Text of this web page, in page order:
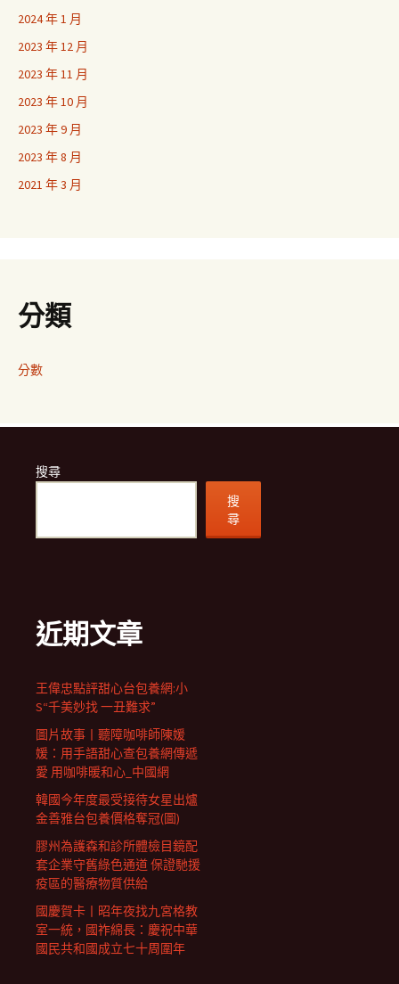
2024 年 1 月
2023 年 12 月
2023 年 11 月
2023 年 10 月
2023 年 9 月
2023 年 8 月
2021 年 3 月
分類
分數
搜尋
搜
尋
近期文章
王偉忠點評甜心台包養網:小
S“千美妙找 一丑難求”
圖片故事丨聽障咖啡師陳媛
媛：用手語甜心查包養網傳遞
愛 用咖啡暖和心_中國網
韓國今年度最受接待女星出爐
金善雅台包養價格奪冠(圖)
膠州為護森和診所體檢目鏡配
套企業守舊綠色通道 保證馳援
疫區的醫療物質供給
國慶賀卡丨昭年夜找九宮格教
室一統，國祚綿長：慶祝中華
國民共和國成立七十周圍年